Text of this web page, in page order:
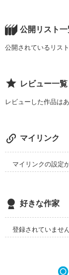
あなたは背の低い
平均が好きです
私はダメですか？
佐藤なつ
×
「ちょっと、図書
怒っていた。
「悪斗くんってい
悪斗といわれた不
「・・・綺麗な
不良が少し驚いた
「明日も図書室
公開リスト一
公開されているリス
レビュー一覧
レビューした作品は
マイリンク
マイリンクの設定
好きな作家
登録されていません